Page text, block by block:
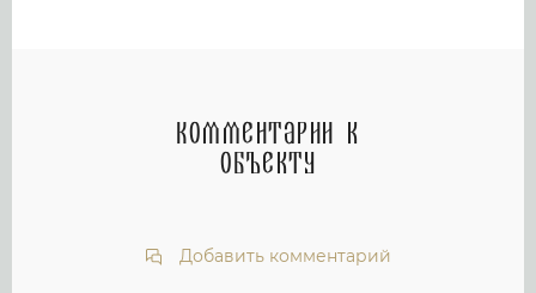
Комментарии к
объекту
Добавить комментарий